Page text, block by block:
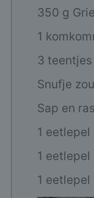
350 g
1
3
Snufje
Sap en
1
1
1